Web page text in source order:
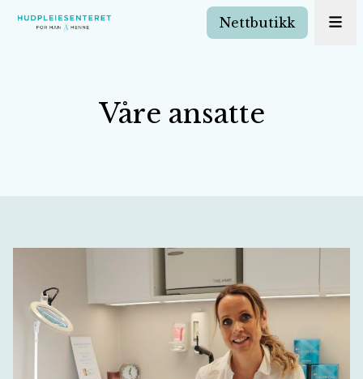
Nettbutikk
Våre ansatte